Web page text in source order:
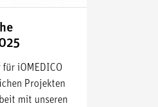
für iOMEDICO
Projekten
mit unseren